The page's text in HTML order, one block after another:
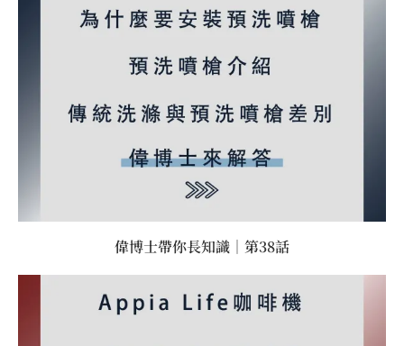
偉博士帶你長知識｜第38話